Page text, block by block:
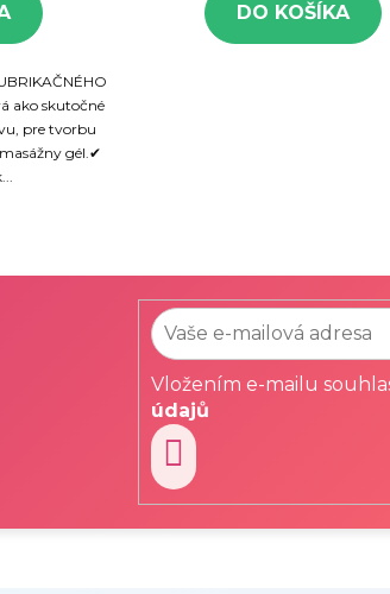
ako skutočné
pre tvorbu
gél.✔
DO KOŠÍKA
Vložením e-mailu
údajů
PŘIHLÁSIT
SE